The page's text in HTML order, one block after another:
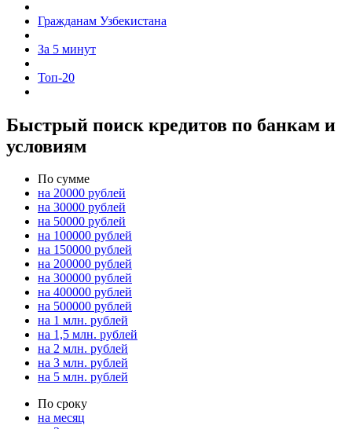
Гражданам Узбекистана
За 5 минут
Топ-20
Быстрый поиск кредитов по банкам и
условиям
По сумме
на 20000 рублей
на 30000 рублей
на 50000 рублей
на 100000 рублей
на 150000 рублей
на 200000 рублей
на 300000 рублей
на 400000 рублей
на 500000 рублей
на 1 млн. рублей
на 1,5 млн. рублей
на 2 млн. рублей
на 3 млн. рублей
на 5 млн. рублей
По сроку
на месяц